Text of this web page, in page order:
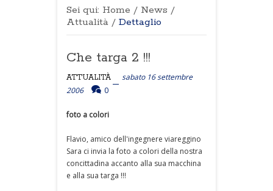
Sei qui: Home / News /
Attualità / Dettaglio
Che targa 2 !!!
ATTUALITÀ
sabato 16 settembre
2006
0
foto a colori
Flavio, amico dell'ingegnere viareggino
Sara ci invia la foto a colori della nostra
concittadina accanto alla sua macchina
e alla sua targa !!!